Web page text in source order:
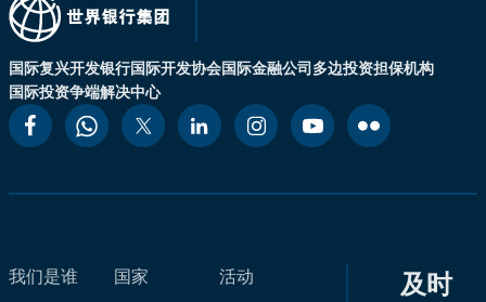
国际复兴开发银行国际开发协会国际金融公司多边投资担保机构
国际投资争端解决中心
我们是谁
国家
活动
及时